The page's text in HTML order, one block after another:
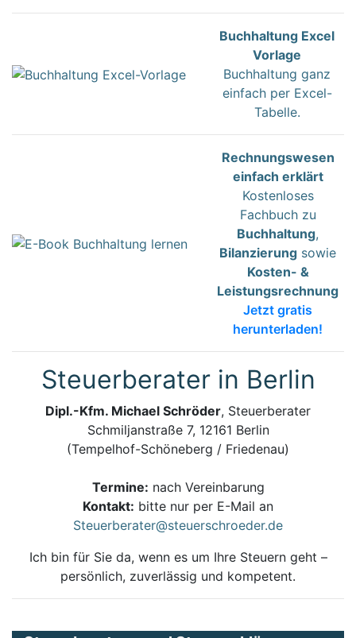
Buchhaltung Excel
Vorlage
Buchhaltung ganz
einfach per Excel-
Tabelle.
Rechnungswesen
einfach erklärt
Kostenloses
Fachbuch zu
Buchhaltung,
Bilanzierung sowie
Kosten- &
Leistungsrechnung
Jetzt gratis
herunterladen!
Steuerberater in Berlin
Dipl.-Kfm. Michael Schröder, Steuerberater
Schmiljanstraße 7, 12161 Berlin
(Tempelhof-Schöneberg / Friedenau)
Termine: nach Vereinbarung
Kontakt: bitte nur per E-Mail an
Steuerberater@steuerschroeder.de
Ich bin für Sie da, wenn es um Ihre Steuern geht –
persönlich, zuverlässig und kompetent.